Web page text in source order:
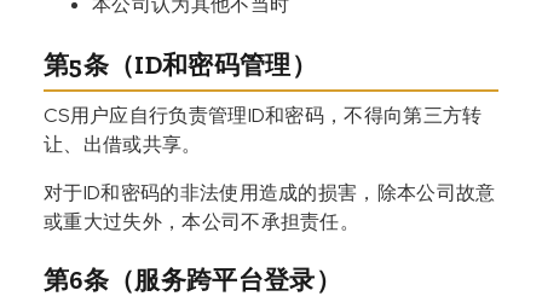
第5条（ID和密码管理）
CS用户应自行负责管理ID和密码，不得向第三方转
让、出借或共享。
对于ID和密码的非法使用造成的损害，除本公司故意
或重大过失外，本公司不承担责任。
第6条（服务跨平台登录）